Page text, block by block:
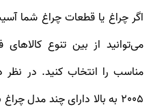
اگر چراغ یا قطعات چراغ شما
می‌توانید از بین تنوع
مناسب را انتخاب کنید. در نظر
2005 به بالا دارای چند مدل